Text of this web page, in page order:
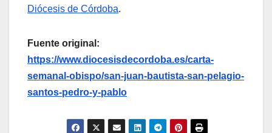
Diócesis de Córdoba.
Fuente original:
https://www.diocesisdecordoba.es/carta-
semanal-obispo/san-juan-bautista-san-pelagio-
santos-pedro-y-pablo